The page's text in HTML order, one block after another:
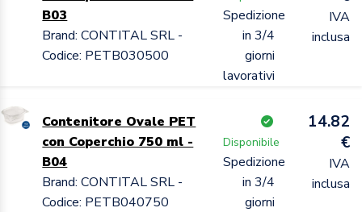
B03
Brand: CONTITAL SRL -
Codice: PETB030500
Spedizione
in 3/4
giorni
lavorativi
IVA
inclusa
Contenitore Ovale PET
con Coperchio 750 ml -
B04
Brand: CONTITAL SRL -
Codice: PETB040750
Disponibile
Spedizione
in 3/4
giorni
14.82
€
IVA
inclusa